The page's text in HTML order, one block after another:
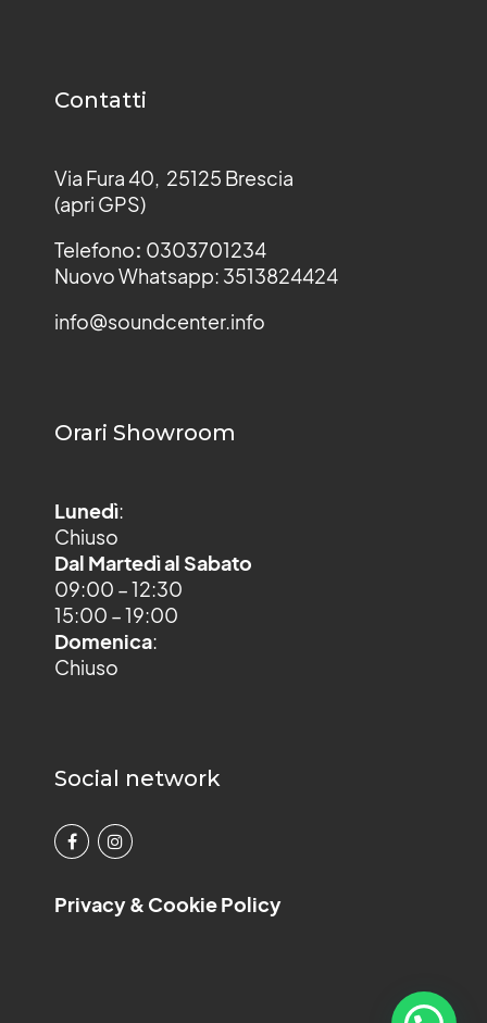
Contatti
Via Fura 40, 25125 Brescia
(apri GPS)
Telefono: 0303701234
Nuovo Whatsapp: 3513824424
info@soundcenter.info
Orari Showroom
Lunedì:
Chiuso
Dal Martedì al Sabato
09:00 – 12:30
15:00 – 19:00
Domenica:
Chiuso
Social network
Privacy & Cookie Policy